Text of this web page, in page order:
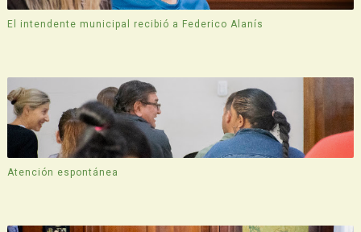
El intendente municipal recibió a Federico Alanís
Atención espontánea